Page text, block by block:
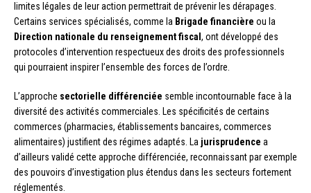
limites légales de leur action permettrait de prévenir les dérapages.
Certains services spécialisés, comme la Brigade financière ou la
Direction nationale du renseignement fiscal , ont développé des
protocoles d’intervention respectueux des droits des professionnels
qui pourraient inspirer l’ensemble des forces de l’ordre.
L’approche sectorielle différenciée semble incontournable face à la
diversité des activités commerciales. Les spécificités de certains
commerces (pharmacies, établissements bancaires, commerces
alimentaires) justifient des régimes adaptés. La jurisprudence a
d’ailleurs validé cette approche différenciée, reconnaissant par exemple
des pouvoirs d’investigation plus étendus dans les secteurs fortement
réglementés.